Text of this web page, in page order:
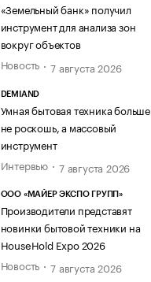
«Земельный банк» получил
инструмент для анализа зон
вокруг объектов
Новость
7 августа 2026
DEMIAND
Умная бытовая техника больше
не роскошь, а массовый
инструмент
Интервью
7 августа 2026
ООО «МАЙЕР ЭКСПО ГРУПП»
Производители представят
новинки бытовой техники на
HouseHold Expo 2026
Новость
7 августа 2026